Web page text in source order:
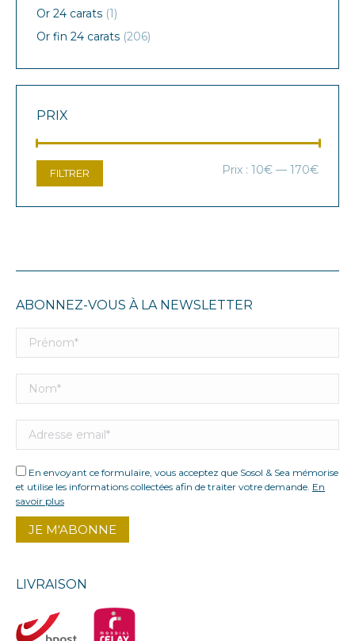
Or 24 carats (1)
Or fin 24 carats (206)
PRIX
Prix
Prix
FILTRER Prix : 10€ — 170€
ABONNEZ-VOUS À LA NEWSLETTER
En envoyant ce formulaire, vous acceptez que Sosol & Sea mémorise
et utilise les informations collectées afin de traiter votre demande. En
savoir plus
LIVRAISON